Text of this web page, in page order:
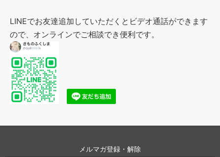
LINEでお友達追加していただくとビデオ通話ができます
ので、オンラインでご相談でき便利です。
メルマガ登録・解除